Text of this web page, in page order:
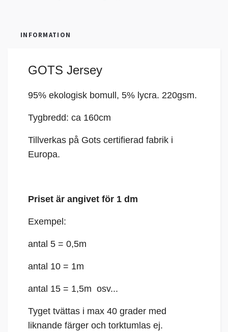
INFORMATION
GOTS Jersey
95% ekologisk bomull, 5% lycra. 220gsm.
Tygbredd: ca 160cm
Tillverkas på Gots certifierad fabrik i
Europa.
Priset är angivet för 1 dm
Exempel:
antal 5 = 0,5m
antal 10 = 1m
antal 15 = 1,5m osv...
Tyget tvättas i max 40 grader med
liknande färger och torktumlas ej.